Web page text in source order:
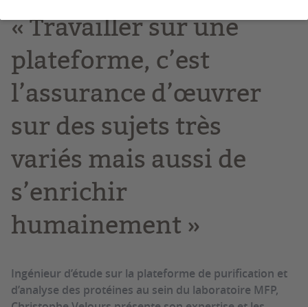
« Travailler sur une
plateforme, c’est
l’assurance d’œuvrer
sur des sujets très
variés mais aussi de
s’enrichir
humainement »
Ingénieur d’étude sur la plateforme de purification et
d’analyse des protéines au sein du laboratoire MFP,